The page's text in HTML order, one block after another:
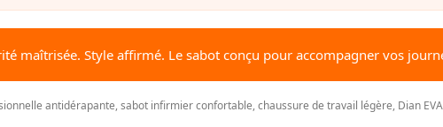
maîtrisée. Style affirmé. Le sabot conçu pour accompagner vos
antidérapante, sabot infirmier confortable, chaussure de travail légère, Dian